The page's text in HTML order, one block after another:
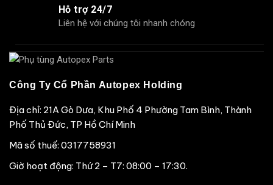
Hỗ trợ 24/7
Liên hệ với chúng tôi nhanh chóng
Công Ty Cổ Phần Autopex Holding
Địa chỉ: 21A Gò Dưa, Khu Phố 4 Phường Tam Bình, Thành
Phố Thủ Đức, TP Hồ Chí Minh
Mã số thuế: 0317758931
Giờ hoạt động: Thứ 2 – T7: 08:00 – 17:30.